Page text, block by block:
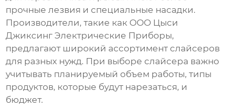
прочные лезвия и специальные насадки.
Производители, такие как ООО Цыси
Джиксинг Электрические Приборы,
предлагают широкий ассортимент слайсеров
для разных нужд. При выборе слайсера важно
учитывать планируемый объем работы, типы
продуктов, которые будут нарезаться, и
бюджет.